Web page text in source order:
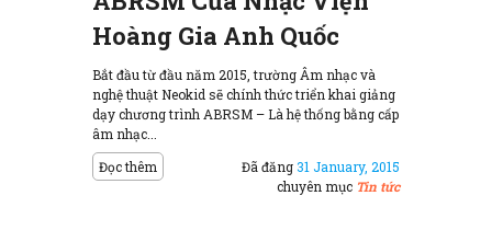
Hoàng Gia Anh Quốc
Bắt đầu từ đầu năm 2015, trường Âm nhạc và
nghệ thuật Neokid sẽ chính thức triển khai giảng
dạy chương trình ABRSM – Là hệ thống bằng cấp
âm nhạc...
Đọc thêm
Đã đăng 31 January, 2015
chuyên mục Tin tức